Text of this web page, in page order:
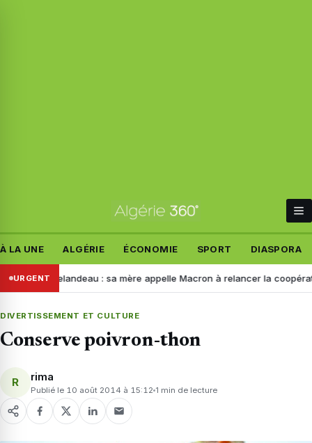
À LA UNE ALGÉRIE ÉCONOMIE SPORT DIASPORA
URGENT
Relandeau : sa mère appelle Macron à relancer la coopération
DIVERTISSEMENT ET CULTURE
Conserve poivron-thon
R rima
Publié le 10 août 2014 à 15:12 1 min de lecture